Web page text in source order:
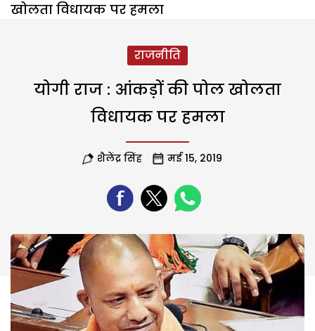
खोलता विधायक पर हमला
राजनीति
योगी राज : आंकड़ों की पोल खोलता
विधायक पर हमला
शैलेंद्र सिंह मई 15, 2019